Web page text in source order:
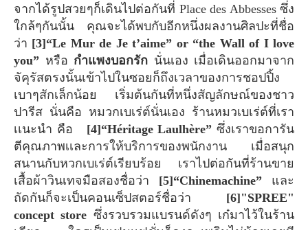
จากได้รูปสวยๆก็เดินไปต่อกันที่ Place des Abbesses ซึ่ง
ใกล้ๆกันนั้น คุณจะได้พบกับอีกหนึ่งผลงานศิลปะที่ชื่อ
ว่า [3]“Le Mur de Je t’aime” or “the Wall of I love
you” หรือ กำแพงบอกรัก นั่นเอง เมื่อเดินออกมาจาก
จัคุรัสตรงนั้นเข้าไปในซอยก็ถึงเวลาของการชอปปิ้ง
เบาๆสักเล็กน้อย เริ่มต้นกันที่หนึ่งสัญลักษณ์ของชาว
ปารีส นั่นคือ หมวกเบเร่ต์นั่นเอง ร้านหมวเบเร่ต์ที่เรา
เเนะนำ คือ
[4]“Héritage Laulhère” ซึ่งเราขอการัน
ตีคุณภาพเเละการให้บริการของพนักงาน เมื่อสนุก
สนานกับหวกเบเร่ต์เรียบร้อย เราไปต่อกันที่ร้านขาย
เสื้อผ้าวินเทจมือสองชื่อว่า [5]“Chinemachine” และ
ถัดกันก็จะเป็นคอนเซ็ปสตอร์ชื่อว่า
[6]"SPREE"
concept store ซึ่งรวบรวมแบรนด์ดังๆ เก๋มาไว้ในร้าน